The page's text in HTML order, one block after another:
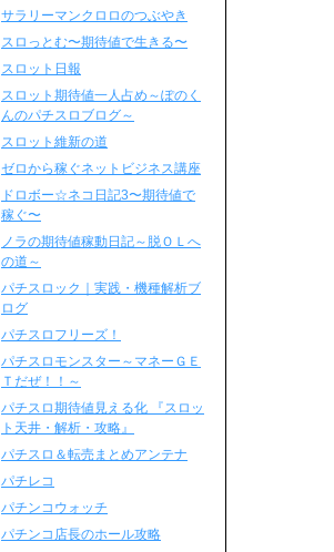
サラリーマンクロロのつぶやき
スロっとむ〜期待値で生きる〜
スロット日報
スロット期待値一人占め～ぽのく
んのパチスロブログ～
スロット維新の道
ゼロから稼ぐネットビジネス講座
ドロボー☆ネコ日記3〜期待値で
稼ぐ〜
ノラの期待値稼動日記～脱ＯＬへ
の道～
パチスロック｜実践・機種解析ブ
ログ
パチスロフリーズ！
パチスロモンスター～マネーＧＥ
Ｔだぜ！！～
パチスロ期待値見える化 『スロッ
ト天井・解析・攻略』
パチスロ＆転売まとめアンテナ
パチレコ
パチンコウォッチ
パチンコ店長のホール攻略